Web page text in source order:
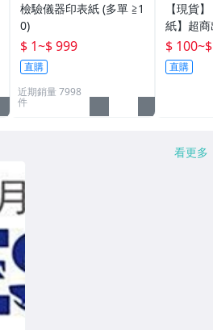
檢驗儀器印表紙 (多單 ≧1
0)
$ 1~$ 999
直購
近期銷量 7998
件
【現貨
紙】超
小心輕
向上/賣
品/寄貨
$ 100~
直購
看更多